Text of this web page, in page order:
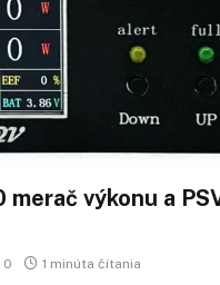
merač výkonu a
0 1 minúta čítania